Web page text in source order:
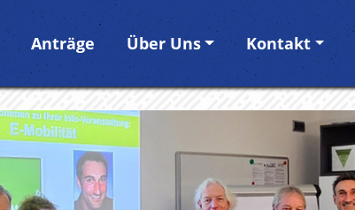
Anträge Über Uns Kontakt